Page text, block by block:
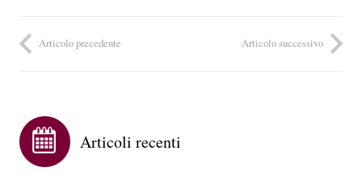
Articolo precedente Articolo successivo
Articoli recenti